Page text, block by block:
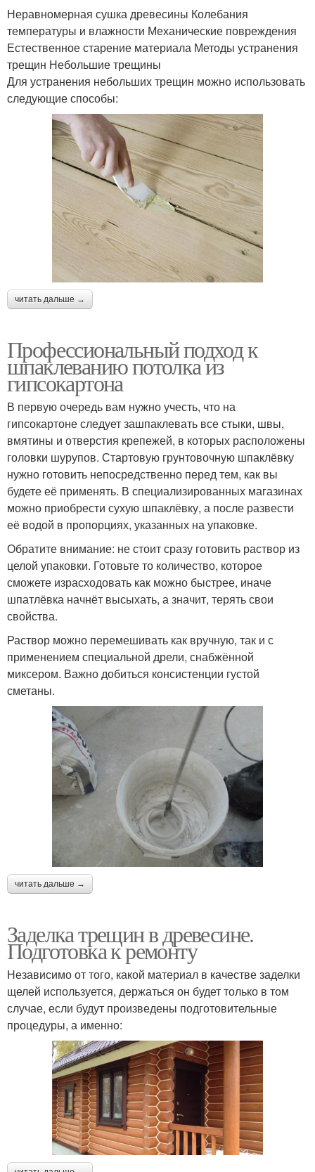
Неравномерная сушка древесины Колебания
температуры и влажности Механические повреждения
Естественное старение материала Методы устранения
трещин Небольшие трещины
Для устранения небольших трещин можно использовать
следующие способы:
читать дальше →
Профессиональный подход к
шпаклеванию потолка из
гипсокартона
В первую очередь вам нужно учесть, что на
гипсокартоне следует зашпаклевать все стыки, швы,
вмятины и отверстия крепежей, в которых расположены
головки шурупов. Стартовую грунтовочную шпаклёвку
нужно готовить непосредственно перед тем, как вы
будете её применять. В специализированных магазинах
можно приобрести сухую шпаклёвку, а после развести
её водой в пропорциях, указанных на упаковке.
Обратите внимание: не стоит сразу готовить раствор из
целой упаковки. Готовьте то количество, которое
сможете израсходовать как можно быстрее, иначе
шпатлёвка начнёт высыхать, а значит, терять свои
свойства.
Раствор можно перемешивать как вручную, так и с
применением специальной дрели, снабжённой
миксером. Важно добиться консистенции густой
сметаны.
читать дальше →
Заделка трещин в древесине.
Подготовка к ремонту
Независимо от того, какой материал в качестве заделки
щелей используется, держаться он будет только в том
случае, если будут произведены подготовительные
процедуры, а именно: